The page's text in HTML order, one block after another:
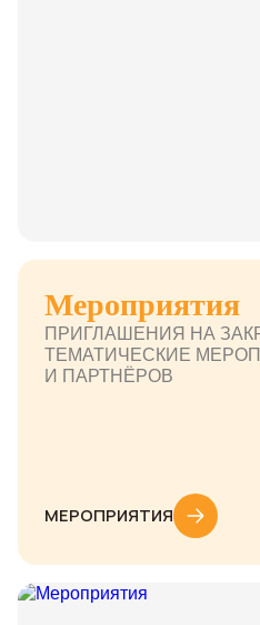
Мероприятия
ПРИГЛАШЕНИЯ НА
ТЕМАТИЧЕСКИЕ
И ПАРТНЁРОВ
МЕРОПРИЯТИЯ